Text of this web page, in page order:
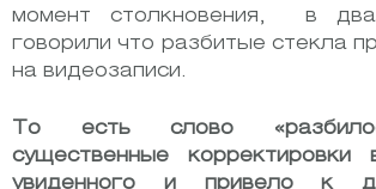
момент столкновения, в
говорили что разбитые стекла
на видеозаписи.
То есть слово
существенные корректировки
увиденного и привело к